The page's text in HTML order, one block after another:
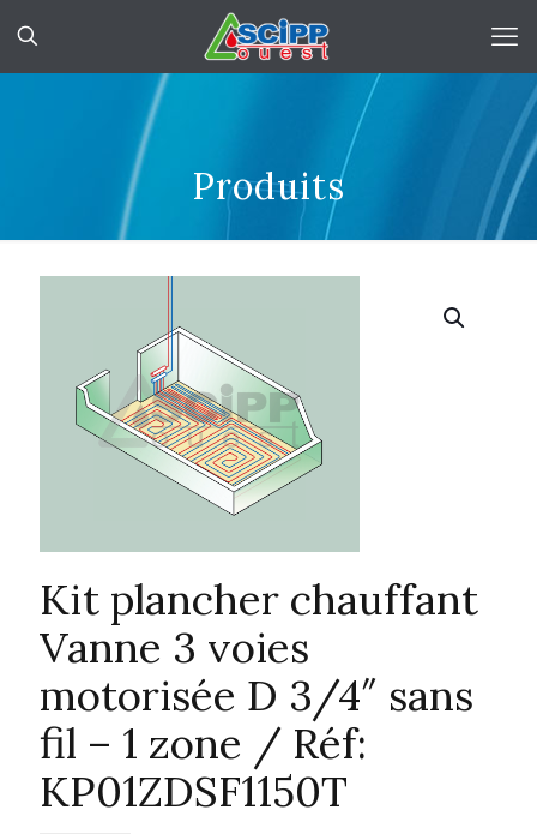
Produits
Kit plancher chauffant
Vanne 3 voies
motorisée D 3/4″ sans
fil – 1 zone / Réf:
KP01ZDSF1150T